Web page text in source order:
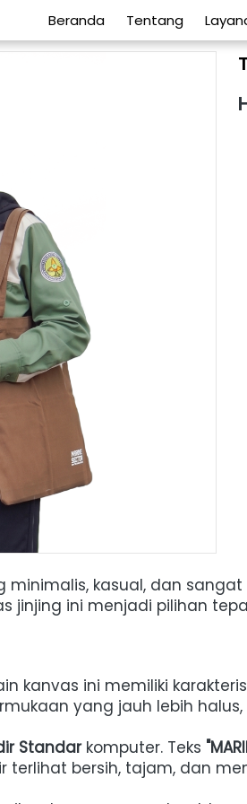
Beranda Tentang
minimalis, kasual, dan
jinjing ini menjadi pilihan
kanvas ini memiliki
yang jauh lebih
Standar komputer. Teks
terlihat bersih, tajam, dan